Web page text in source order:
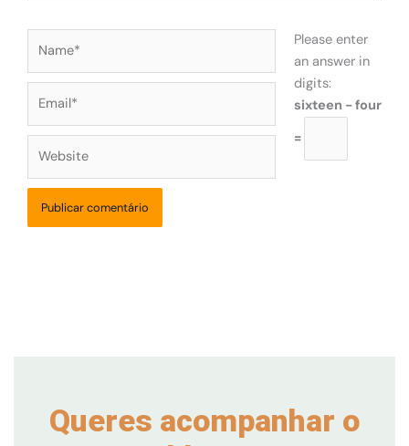
Please enter
an answer in
digits:
sixteen − four
=
Queres acompanhar o